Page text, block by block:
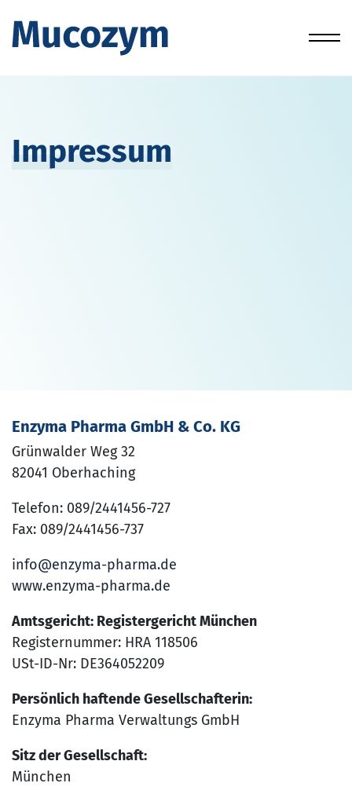
Impressum
Enzyma Pharma GmbH & Co. KG
Grünwalder Weg 32
82041 Oberhaching
Telefon: 089/2441456-727
Fax: 089/2441456-737
info@enzyma-pharma.de
www.enzyma-pharma.de
Amtsgericht: Registergericht München
Registernummer: HRA 118506
USt-ID-Nr: DE364052209
Persönlich haftende Gesellschafterin:
Enzyma Pharma Verwaltungs GmbH
Sitz der Gesellschaft:
München